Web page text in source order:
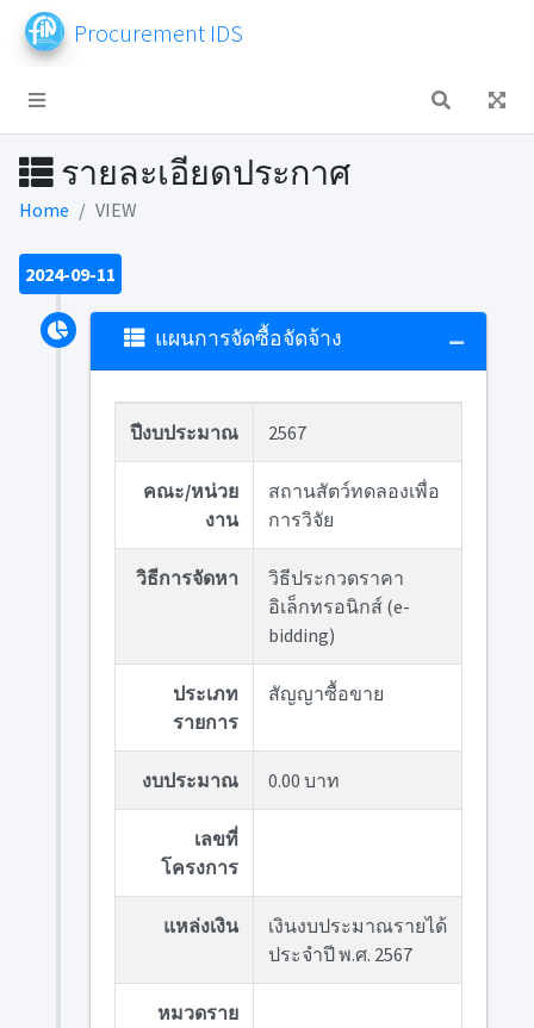
Procurement IDS
รายละเอียดประกาศ
Home VIEW
2024-09-11
แผนการจัดซื้อจัดจ้าง
ปีงบประมาณ 2567
คณะ/หน่วย
งาน
สถานสัตว์ทดลองเพื่อ
การวิจัย
วิธีการจัดหา
วิธีประกวดราคา
อิเล็กทรอนิกส์ (e-
bidding)
ประเภท
รายการ
สัญญาซื้อขาย
งบประมาณ 0.00 บาท
เลขที่
โครงการ
แหล่งเงิน
เงินงบประมาณรายได้
ประจำปี พ.ศ. 2567
หมวดราย